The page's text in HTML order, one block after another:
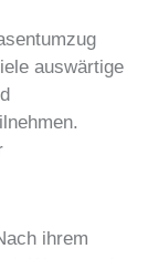
auswärtige
ihrem